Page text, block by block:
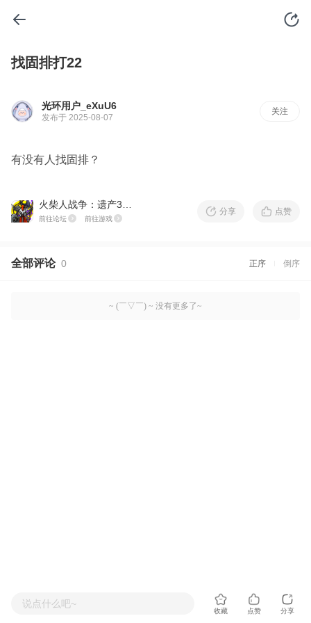
找固排打22
光环用户_eXuU6
发布于 2025-08-07
关注
有没有人找固排？
前往论坛 前往游戏
分享 点赞
全部评论 0 正序 倒序
~ (￣▽￣) ~ 没有更多了~
说点什么吧~
收藏 点赞 分享